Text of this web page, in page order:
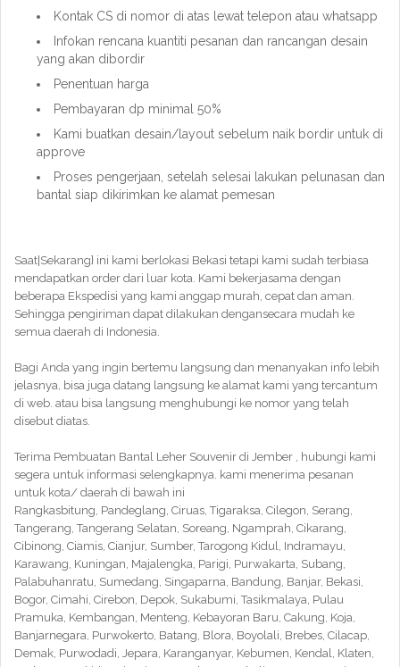
Kontak CS di nomor di atas lewat telepon atau whatsapp
Infokan rencana kuantiti pesanan dan rancangan desain
yang akan dibordir
Penentuan harga
Pembayaran dp minimal 50%
Kami buatkan desain/layout sebelum naik bordir untuk di
approve
Proses pengerjaan, setelah selesai lakukan pelunasan dan
bantal siap dikirimkan ke alamat pemesan
Saat|Sekarang} ini kami berlokasi Bekasi tetapi kami sudah terbiasa
mendapatkan order dari luar kota. Kami bekerjasama dengan
beberapa Ekspedisi yang kami anggap murah, cepat dan aman.
Sehingga pengiriman dapat dilakukan dengansecara mudah ke
semua daerah di Indonesia.
Bagi Anda yang ingin bertemu langsung dan menanyakan info lebih
jelasnya, bisa juga datang langsung ke alamat kami yang tercantum
di web. atau bisa langsung menghubungi ke nomor yang telah
disebut diatas.
Terima Pembuatan Bantal Leher Souvenir di Jember , hubungi kami
segera untuk informasi selengkapnya. kami menerima pesanan
untuk kota/ daerah di bawah ini
Rangkasbitung, Pandeglang, Ciruas, Tigaraksa, Cilegon, Serang,
Tangerang, Tangerang Selatan, Soreang, Ngamprah, Cikarang,
Cibinong, Ciamis, Cianjur, Sumber, Tarogong Kidul, Indramayu,
Karawang, Kuningan, Majalengka, Parigi, Purwakarta, Subang,
Palabuhanratu, Sumedang, Singaparna, Bandung, Banjar, Bekasi,
Bogor, Cimahi, Cirebon, Depok, Sukabumi, Tasikmalaya, Pulau
Pramuka, Kembangan, Menteng, Kebayoran Baru, Cakung, Koja,
Banjarnegara, Purwokerto, Batang, Blora, Boyolali, Brebes, Cilacap,
Demak, Purwodadi, Jepara, Karanganyar, Kebumen, Kendal, Klaten,